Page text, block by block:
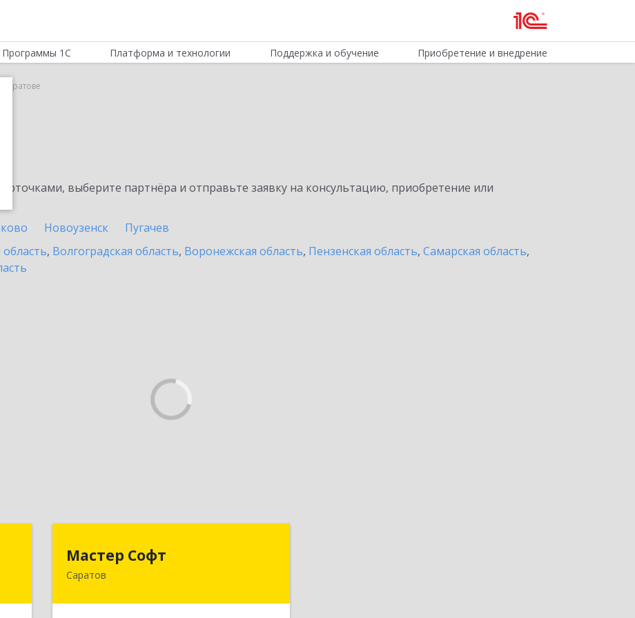
Программы 1С Платформа и технологии Поддержка и обучение Приобретение и внедрение
Саратове
выберите партнёра и отправьте заявку на консультацию, приобретение или
Новоузенск
Пугачев
, Волгоградская область, Воронежская область, Пензенская область, Самарская область,
Мастер Софт
Саратов
410012, Саратовская обл, Саратов г,